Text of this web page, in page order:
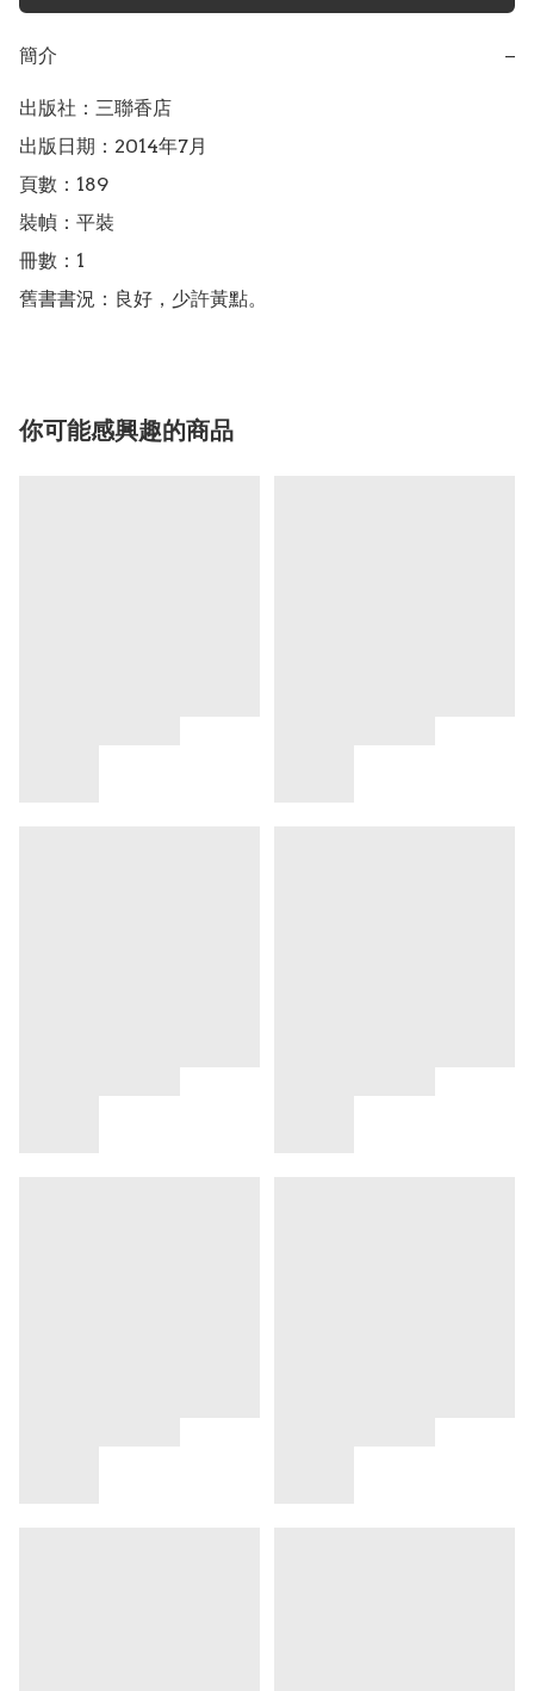
簡介 −
出版社：三聯香店
出版日期：2014年7月
頁數：189
裝幀：平裝
冊數：1
舊書書況：良好，少許黃點。
你可能感興趣的商品